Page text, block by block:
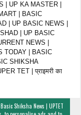
| UP KA MASTER |
| BASIC
| UP BASIC NEWS |
| UP BASIC
NEWS |
TODAY | BASIC
SHIKSHA
TET | प्राइमरी का
Shiksha News | UPTET